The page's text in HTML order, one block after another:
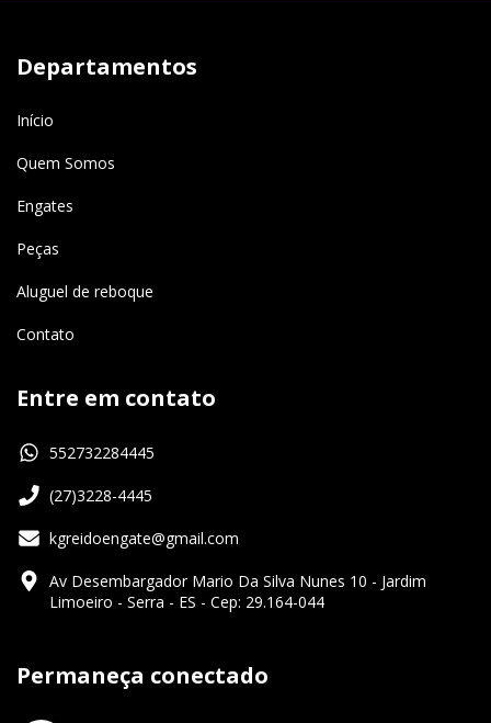
Departamentos
Início
Quem Somos
Engates
Peças
Aluguel de reboque
Contato
Entre em contato
552732284445
(27)3228-4445
kgreidoengate@gmail.com
Av Desembargador Mario Da Silva Nunes 10 - Jardim
Limoeiro - Serra - ES - Cep: 29.164-044
Permaneça conectado